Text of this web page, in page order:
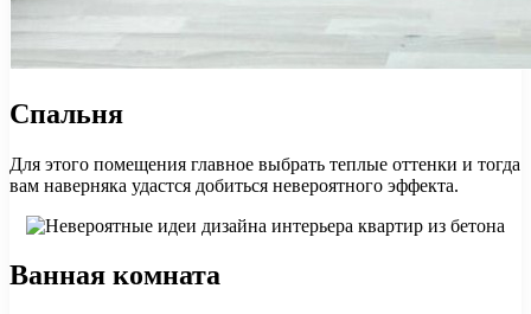
Спальня
Для этого помещения главное выбрать теплые оттенки и тогда
вам наверняка удастся добиться невероятного эффекта.
Ванная комната